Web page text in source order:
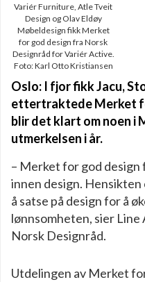
Variér Furniture, Atle Tveit
Design og Olav Eldøy
Møbeldesign fikk Merket
for god design fra Norsk
Designråd for Variér Active.
Foto: Karl Otto Kristiansen
Oslo: I fjor fikk Jacu,
ettertraktede Merket
blir det klart om noen i
utmerkelsen i år.
– Merket for god
innen design.
å satse på design for å
lønnsomheten, sier Line
Norsk Designråd.
Utdelingen av Merket